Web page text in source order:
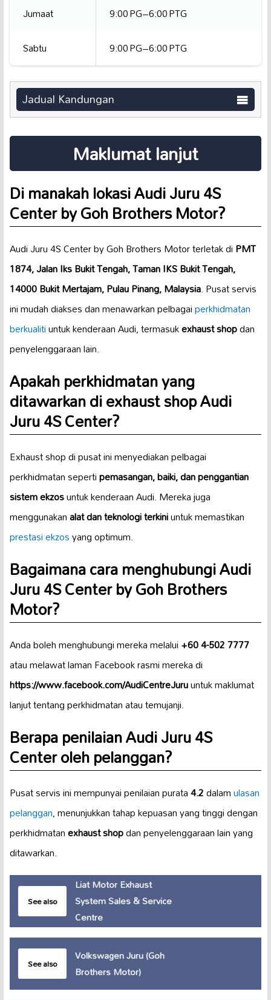
Jumaat
9:00 PG–6:00 PTG
Sabtu
9:00 PG–6:00 PTG
Jadual Kandungan
Maklumat lanjut
Di manakah lokasi Audi Juru 4S
Center by Goh Brothers Motor?
Audi Juru 4S Center by Goh Brothers Motor terletak diPMT
1874, Jalan Iks Bukit Tengah, Taman IKS Bukit Tengah,
14000 Bukit Mertajam, Pulau Pinang, Malaysia. Pusat servis
ini mudah diakses dan menawarkan pelbagaiperkhidmatan
berkualitiuntuk kenderaan Audi, termasukexhaust shopdan
penyelenggaraan lain.
Apakah perkhidmatan yang
ditawarkan di exhaust shop Audi
Juru 4S Center?
Exhaust shop di pusat ini menyediakan pelbagai
perkhidmatan sepertipemasangan, baiki, dan penggantian
sistem ekzosuntuk kenderaan Audi. Mereka juga
menggunakanalat dan teknologi terkiniuntuk memastikan
prestasi ekzosyang optimum.
Bagaimana cara menghubungi Audi
Juru 4S Center by Goh Brothers
Motor?
Anda boleh menghubungi mereka melalui+60 4-502 7777
atau melawat laman Facebook rasmi mereka di
https://www.facebook.com/AudiCentreJuruuntuk maklumat
lanjut tentang perkhidmatan atau temujanji.
Berapa penilaian Audi Juru 4S
Center oleh pelanggan?
Pusat servis ini mempunyai penilaian purata4.2dalamulasan
pelanggan, menunjukkan tahap kepuasan yang tinggi dengan
perkhidmatanexhaust shopdan penyelenggaraan lain yang
ditawarkan.
See also
Liat Motor Exhaust
System Sales & Service
Centre
See also
Volkswagen Juru (Goh
Brothers Motor)